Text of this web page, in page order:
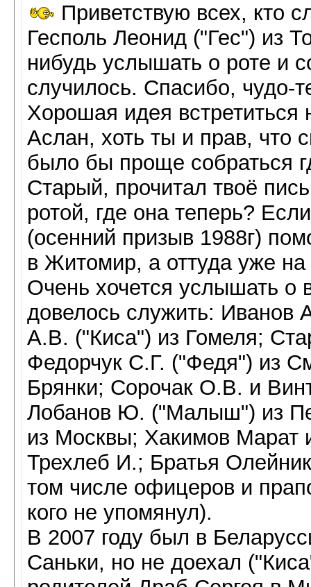
Приветствую всех, кто
Гесполь Леонид ("Гес") из
нибудь услышать о роте и
случилось. Спасибо, чудо-
Хорошая идея
Аслан, хоть ты и прав, что
было бы проще собраться
Старый, прочитал твоё
ротой, где она теперь?
(осенний призыв 1988г)
в Житомир, а оттуда уже
Очень хочется услышать о
довелось служить: Иванов
А.В. ("Киса") из Гомеля;
Федорчук С.Г. ("Федя") из
Брянки; Сорочак О.В. и
Лобанов Ю. ("Малыш") из
из Москвы; Хакимов Марат
Трехлеб И.; Братья
том числе офицеров и
кого не упомянул).
В 2007 году был в
Саньки, но не доехал